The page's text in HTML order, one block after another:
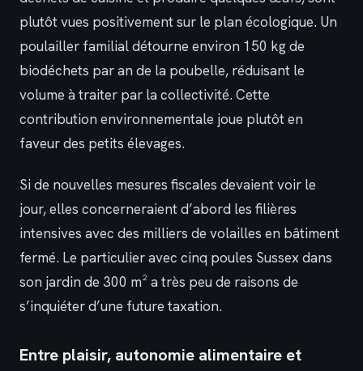
plutôt vues positivement sur le plan écologique. Un
poulailler familial détourne environ 150 kg de
biodéchets par an de la poubelle, réduisant le
volume à traiter par la collectivité. Cette
contribution environnementale joue plutôt en
faveur des petits élevages.
Si de nouvelles mesures fiscales devaient voir le
jour, elles concerneraient d’abord les filières
intensives avec des milliers de volailles en bâtiment
fermé. Le particulier avec cinq poules Sussex dans
son jardin de 300 m² a très peu de raisons de
s’inquiéter d’une future taxation.
Entre plaisir, autonomie alimentaire et